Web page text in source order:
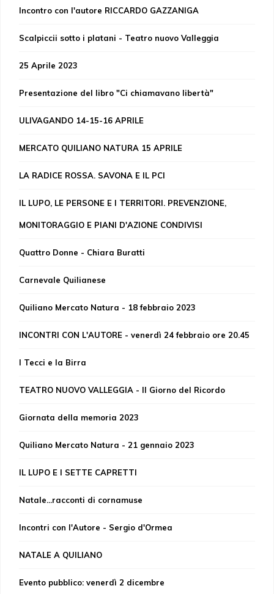
Incontro con l'autore RICCARDO GAZZANIGA
Scalpiccii sotto i platani - Teatro nuovo Valleggia
25 Aprile 2023
Presentazione del libro "Ci chiamavano libertà"
ULIVAGANDO 14-15-16 APRILE
MERCATO QUILIANO NATURA 15 APRILE
LA RADICE ROSSA. SAVONA E IL PCI
IL LUPO, LE PERSONE E I TERRITORI. PREVENZIONE,
MONITORAGGIO E PIANI D'AZIONE CONDIVISI
Quattro Donne - Chiara Buratti
Carnevale Quilianese
Quiliano Mercato Natura - 18 febbraio 2023
INCONTRI CON L'AUTORE - venerdì 24 febbraio ore 20.45
I Tecci e la Birra
TEATRO NUOVO VALLEGGIA - Il Giorno del Ricordo
Giornata della memoria 2023
Quiliano Mercato Natura - 21 gennaio 2023
IL LUPO E I SETTE CAPRETTI
Natale...racconti di cornamuse
Incontri con l'Autore - Sergio d'Ormea
NATALE A QUILIANO
Evento pubblico: venerdì 2 dicembre